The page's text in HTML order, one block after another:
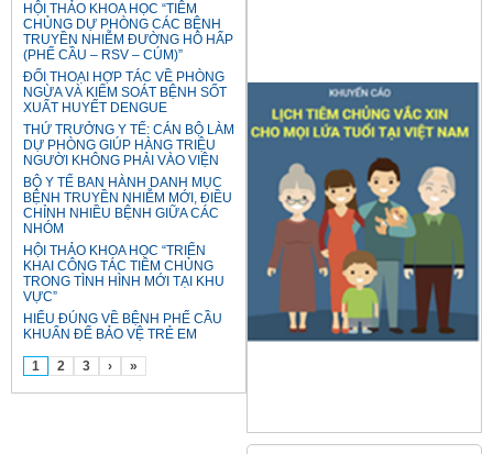
HỘI THẢO KHOA HỌC “TIÊM
CHỦNG DỰ PHÒNG CÁC BỆNH
TRUYỀN NHIỄM ĐƯỜNG HÔ HẤP
(PHẾ CẦU – RSV – CÚM)”
ĐỐI THOẠI HỢP TÁC VỀ PHÒNG
NGỪA VÀ KIỂM SOÁT BỆNH SỐT
XUẤT HUYẾT DENGUE
THỨ TRƯỞNG Y TẾ: CÁN BỘ LÀM
DỰ PHÒNG GIÚP HÀNG TRIỆU
NGƯỜI KHÔNG PHẢI VÀO VIỆN
BỘ Y TẾ BAN HÀNH DANH MỤC
BỆNH TRUYỀN NHIỄM MỚI, ĐIỀU
CHỈNH NHIỀU BỆNH GIỮA CÁC
NHÓM
HỘI THẢO KHOA HỌC “TRIỂN
KHAI CÔNG TÁC TIÊM CHỦNG
TRONG TÌNH HÌNH MỚI TẠI KHU
VỰC”
HIỂU ĐÚNG VỀ BỆNH PHẾ CẦU
KHUẨN ĐỂ BẢO VỆ TRẺ EM
1 2 3 › »